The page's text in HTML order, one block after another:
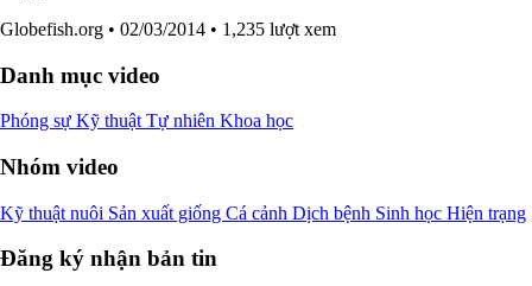
Globefish.org • 02/03/2014 • 1,235 lượt xem
Danh mục video
Phóng sự Kỹ thuật Tự nhiên Khoa học
Nhóm video
Kỹ thuật nuôi Sản xuất giống Cá cảnh Dịch bệnh Sinh học Hiện trạng
Đăng ký nhận bản tin